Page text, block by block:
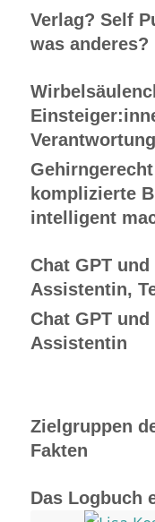
Verlag? Self
was anderes?
Verantwortung
komplizierte
intelligent
Chat GPT
Assistentin,
Chat GPT
Assistentin
Zielgruppen
Fakten
Das Logbuch